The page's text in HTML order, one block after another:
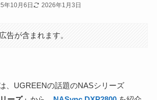
年10月6日 2026年1月3日
告が含まれます。
、UGREENの話題のNASシリーズ